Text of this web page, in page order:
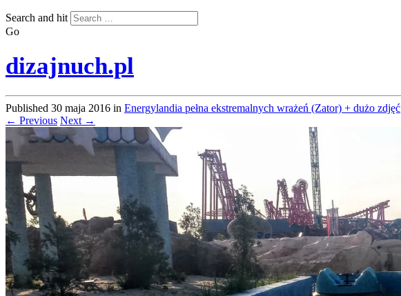
Search and hit
Go
dizajnuch.pl
Published 30 maja 2016 in Energylandia pełna ekstremalnych wrażeń (Zator) + dużo zdjęć
← Previous Next →